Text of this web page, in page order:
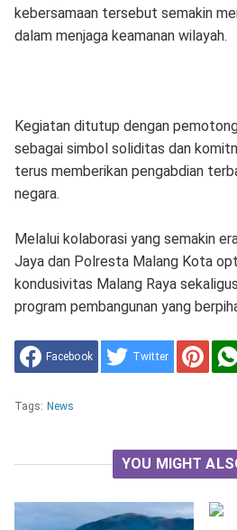
kebersamaan tersebut semakin
dalam menjaga keamanan wilayah.
Kegiatan ditutup dengan
sebagai simbol soliditas dan
terus memberikan pengabdian
negara.
Melalui kolaborasi yang semakin
Jaya dan Polresta Malang Kota
kondusivitas Malang Raya
program pembangunan yang
Facebook Twitter
Tags: News
YOU MIGHT